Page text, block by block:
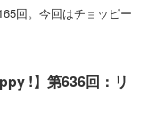
回。今回はチョッピー
!】第636回：リ